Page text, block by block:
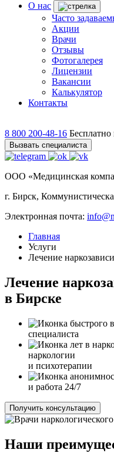
О нас
Часто
Акции
Врачи
Отзывы
Фотогалерея
Лицензии
Вакансии
Калькулятор
Контакты
8 800 200-48-16
Вызвать специалиста
ООО «Медицинская
г. Бирск,
Электронная почта:
Главная
Услуги
Лечение
Лечение
в Бирске
специалиста
наркологии
и психотерапии
и работа 24/7
Получить консультацию
Наши